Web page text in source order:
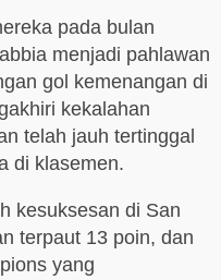
pada bulan
menjadi pahlawan
gol kemenangan di
kekalahan
telah jauh tertinggal
di klasemen.
kesuksesan di San
terpaut 13 poin, dan
yang